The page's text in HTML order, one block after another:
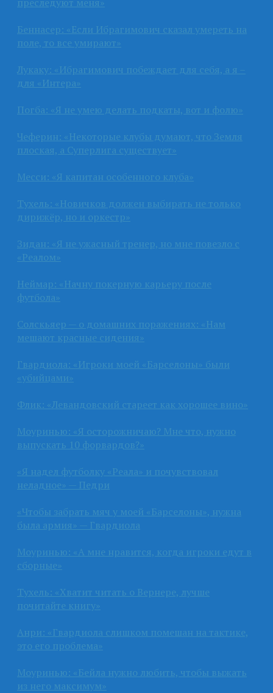
Беннасер: «Если Ибрагимович сказал умереть на
поле, то все умирают»
Лукаку: «Ибрагимович побеждает для себя, а я –
для «Интера»
Погба: «Я не умею делать подкаты, вот и фолю»
Чеферин: «Некоторые клубы думают, что Земля
плоская, а Суперлига существует»
Месси: «Я капитан особенного клуба»
Тухель: «Новичков должен выбирать не только
дирижёр, но и оркестр»
Зидан: «Я не ужасный тренер, но мне повезло с
«Реалом»
Неймар: «Начну покерную карьеру после
футбола»
Солскьяер — о домашних поражениях: «Нам
мешают красные сидения»
Гвардиола: «Игроки моей «Барселоны» были
«убийцами»
Флик: «Левандовский стареет как хорошее вино»
Моуринью: «Я осторожничаю? Мне что, нужно
выпускать 10 форвардов?»
«Я надел футболку «Реала» и почувствовал
неладное» — Педри
«Чтобы забрать мяч у моей «Барселоны», нужна
была армия» — Гвардиола
Моуринью: «А мне нравится, когда игроки едут в
сборные»
Тухель: «Хватит читать о Вернере, лучше
почитайте книгу»
Анри: «Гвардиола слишком помешан на тактике,
это его проблема»
Моуринью: «Бейла нужно любить, чтобы выжать
из него максимум»